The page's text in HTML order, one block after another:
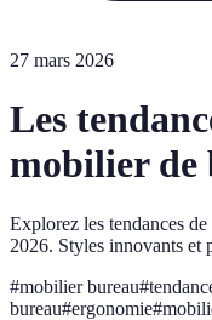
27 mars 2026
Les
mobilier de
Explorez les tendances
2026. Styles innovants et
#mobilier bureau#
bureau#ergonomie#